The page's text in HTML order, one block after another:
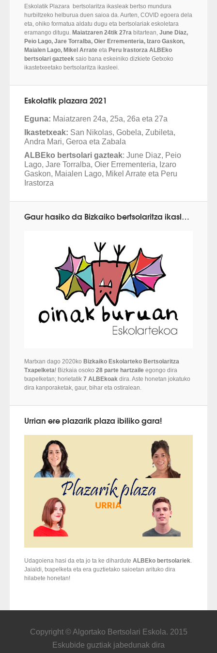
Eskolatik Plazara bertsolaritza ikasleak bertso mundura
hurbiltzeko helburua duen saioa da. Aurten, COVID egoera dela
eta, ohiko formatua aldatu dugu eta bertsolariak eskoletara
eramango ditugu. Maiatzaren 24tik 27ra bitartean, June Diaz,
Peio Lago, Jare Torralba, Oier Errementeria, Izaro Gaskon,
Maialen Lago, Mikel Arrate eta Peru Irastorza ALBEko
bertsolari gazteek saio bana eskeiniko dizkiete Getxoko
ikastetxeetako bertsolaritza ikasleei.
Eskolatik plazara 2021
Eguna: Maiatzaren 24a, 25a, 26a eta 27a
Ikastetxeak: San Nikolas, Gobela, Zubileta,
Andra Mari, Geroa eta Zabala
ALBEko bertsolari gazteak: June Diaz, Peio
Lago, Jare Torralba, Oier Errementeria, Izaro
Gaskon, Maialen Lago, Mikel Arrate eta Peru
Irastorza
Gaur hasiko da Bizkaiko bertsolaritza ikasleen lehia!
Martxan dago 2020ko Bizkaiko Eskolarteko Bertsolaritza
Txapelketa! Bizkaia osoko 28 parte hartzaile egongo dira
txapelketan; horietatik 7 ALBEkoak dira. Aste honetan jokatuko
dira kanporaketak, gaur, bihar eta ostiralean.
Urrian ere plazarik plaza ibiliko gara!
Udagoiena hasi da eta jo ta ke dihardute ALBEko bertsolariek
Jaialdi, txapelketa eta era guztietako saioetan arituko dira
hilabete honetan!
Copyright © Algortako Bertsolari Eskola. 2015
Eskubide guztiak jabedunak dira